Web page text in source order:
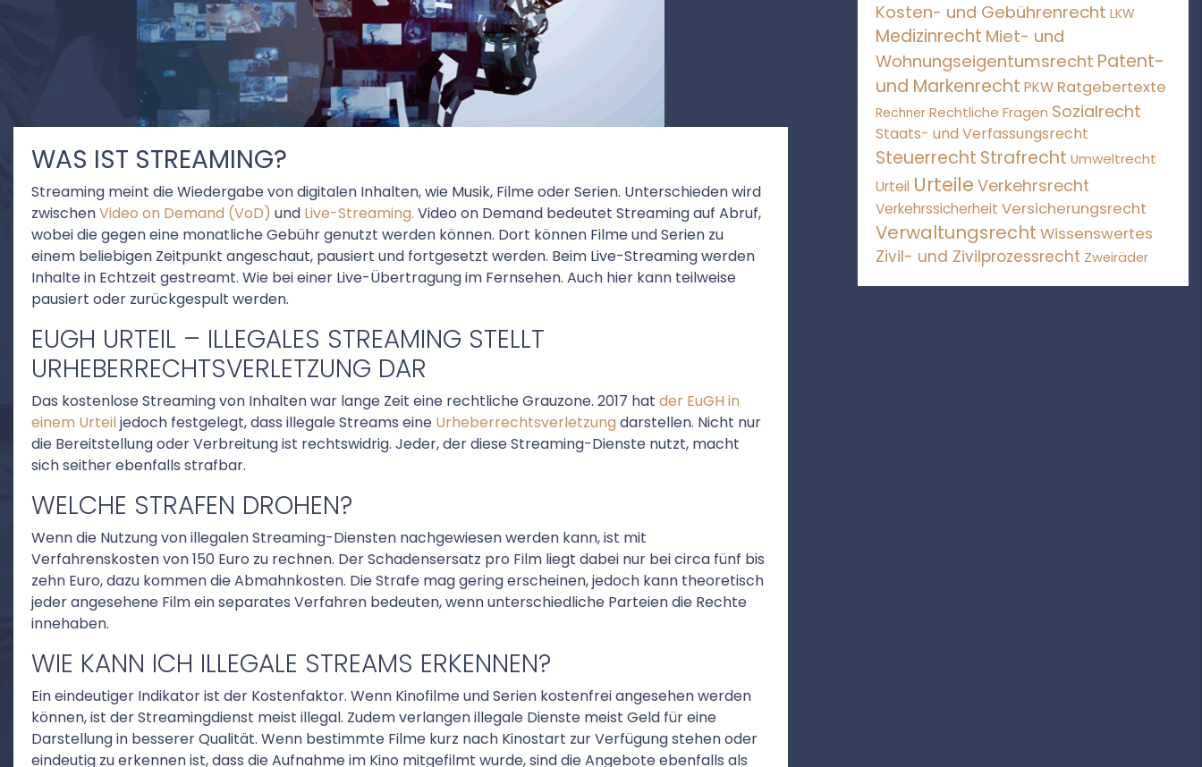
WAS IST STREAMING?
Streaming meint die Wiedergabe von digitalen Inhalten, wie Musik, Filme oder Serien. Unterschieden wird
zwischenVideo on Demand (VoD) und Live-Streaming. Video on Demand bedeutet Streaming auf Abruf,
wobei die gegen eine monatliche Gebühr genutzt werden können. Dort können Filme und Serien zu
einem beliebigen Zeitpunkt angeschaut, pausiert und fortgesetzt werden. Beim Live-Streaming werden
Inhalte in Echtzeit gestreamt. Wie bei einer Live-Übertragung im Fernsehen. Auch hier kann teilweise
pausiert oder zurückgespult werden.
EUGH URTEIL – ILLEGALES STREAMING STELLT
URHEBERRECHTSVERLETZUNG DAR
Das kostenlose Streaming von Inhalten war lange Zeit eine rechtliche Grauzone. 2017 hat der EuGH in
einem Urteiljedoch festgelegt, dass illegale Streams eine Urheberrechtsverletzung darstellen. Nicht nur
die Bereitstellung oder Verbreitung ist rechtswidrig. Jeder, der diese Streaming-Dienste nutzt, macht
sich seither ebenfalls strafbar.
WELCHE STRAFEN DROHEN?
Wenn die Nutzung von illegalen Streaming-Diensten nachgewiesen werden kann, ist mit
Verfahrenskosten von 150 Euro zu rechnen. Der Schadensersatz pro Film liegt dabei nur bei circa fünf bis
zehn Euro, dazu kommen die Abmahnkosten. Die Strafe mag gering erscheinen, jedoch kann theoretisch
jeder angesehene Film ein separates Verfahren bedeuten, wenn unterschiedliche Parteien die Rechte
innehaben.
WIE KANN ICH ILLEGALE STREAMS ERKENNEN?
Ein eindeutiger Indikator ist der Kostenfaktor. Wenn Kinofilme und Serien kostenfrei angesehen werden
können, ist der Streamingdienst meist illegal. Zudem verlangen illegale Dienste meist Geld für eine
Darstellung in besserer Qualität. Wenn bestimmte Filme kurz nach Kinostart zur Verfügung stehen oder
eindeutig zu erkennen ist, dass die Aufnahme im Kino mitgefilmt wurde, sind die Angebote ebenfalls als
Kosten- und Gebührenrecht LKW
Medizinrecht Miet- und
Wohnungseigentumsrecht Patent-
und Markenrecht PKW Ratgebertexte
Rechner Rechtliche Fragen Sozialrecht
Staats- und Verfassungsrecht
Steuerrecht Strafrecht Umweltrecht
Urteil Urteile Verkehrsrecht
Verkehrssicherheit Versicherungsrecht
Verwaltungsrecht Wissenswertes
Zivil- und Zivilprozessrecht Zweiräder